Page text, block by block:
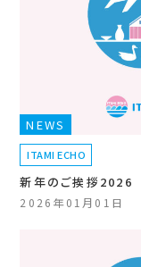
NEWS
ITAMI ECHO
新年のご挨拶2026
2026年01月01日